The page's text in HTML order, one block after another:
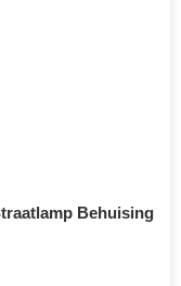
Behuising